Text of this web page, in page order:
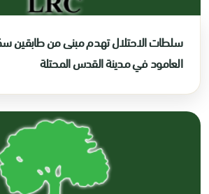
سلطات الاحتلال تهدم مبنى من طابقين
العامود في مدينة القدس المحتلة